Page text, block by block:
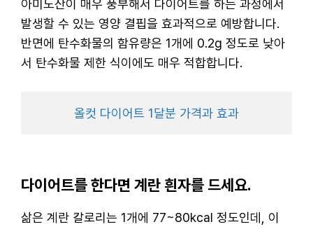
아미노산이 매우 풍부해서 다이어트를 하는 과정에서
발생할 수 있는 영양 결핍을 효과적으로 예방합니다.
반면에 탄수화물의 함유량은 1개에 0.2g 정도로 낮아
서 탄수화물 제한 식이에도 매우 적합합니다.
올컷 다이어트 1달분 가격과 효과
다이어트를 한다면 계란 흰자를 드세요.
삶은 계란 칼로리는 1개에 77~80kcal 정도인데, 이